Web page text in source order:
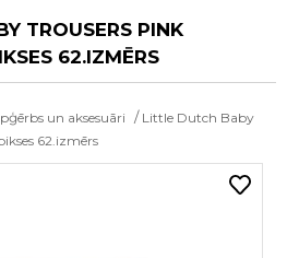
TROUSERS PINK
62.IZMĒRS
un aksesuāri / Little Dutch Baby
62.izmērs